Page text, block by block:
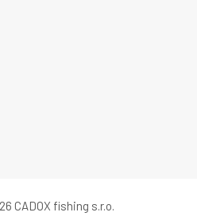
CADOX fishing s.r.o.